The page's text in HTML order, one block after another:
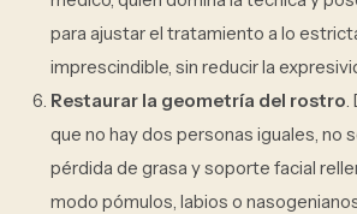
para ajustar el tratamiento a lo
imprescindible, sin reducir la
Restaurar la geometría del rostro.
que no hay dos personas iguales, no
pérdida de grasa y soporte facial
modo pómulos, labios o